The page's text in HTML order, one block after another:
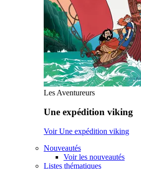
Les Aventureurs
Une expédition viking
Voir Une expédition viking
Nouveautés
Voir les nouveautés
Listes thématiques